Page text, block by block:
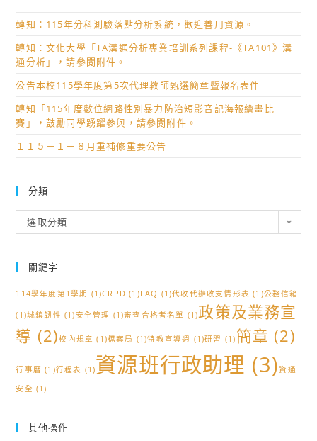
轉知：115年分科測驗落點分析系統，歡迎善用資源。
轉知：文化大學「TA溝通分析專業培訓系列課程-《TA101》溝
通分析」，請參閱附件。
公告本校115學年度第5次代理教師甄選簡章暨報名表件
轉知「115年度數位網路性別暴力防治短影音記海報繪畫比
賽」，鼓勵同學踴躍參與，請參閱附件。
１１５－１－８月重補修重要公告
分類
類
選取分類
關鍵字
114學年度第1學期 (1)CRPD (1)FAQ (1)代收代辦收支情形表 (1)公務信箱
(1)城鎮韌性 (1)安全管理 (1)審查合格者名單 (1)政策及業務宣
導 (2)校內規章 (1)檔案局 (1)特教宣導週 (1)研習 (1) 簡章 (2)
行事曆 (1)行程表 (1)資源班行政助理 (3)資通
安全 (1)
其他操作